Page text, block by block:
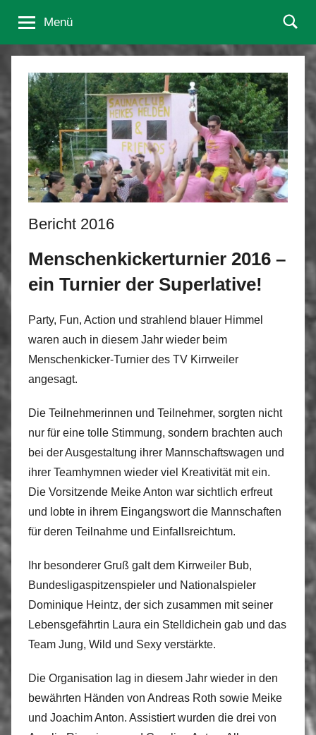
Inhalt
springen
Menschenkicker-
Turnier
Hochleistungssport
an
der
Stange
Menü
Bericht 2016
Menschenkickerturnier 2016 –
ein Turnier der Superlative!
Party, Fun, Action und strahlend blauer Himmel
waren auch in diesem Jahr wieder beim
Menschenkicker-Turnier des TV Kirrweiler
angesagt.
Die Teilnehmerinnen und Teilnehmer, sorgten nicht
nur für eine tolle Stimmung, sondern brachten auch
bei der Ausgestaltung ihrer Mannschaftswagen und
ihrer Teamhymnen wieder viel Kreativität mit ein.
Die Vorsitzende Meike Anton war sichtlich erfreut
und lobte in ihrem Eingangswort die Mannschaften
für deren Teilnahme und Einfallsreichtum.
Ihr besonderer Gruß galt dem Kirrweiler Bub,
Bundesligaspitzenspieler und Nationalspieler
Dominique Heintz, der sich zusammen mit seiner
Lebensgefährtin Laura ein Stelldichein gab und das
Team Jung, Wild und Sexy verstärkte.
Die Organisation lag in diesem Jahr wieder in den
bewährten Händen von Andreas Roth sowie Meike
und Joachim Anton. Assistiert wurden die drei von